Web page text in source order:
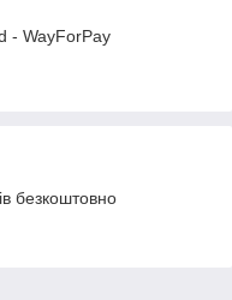
- WayForPay
безкоштовно